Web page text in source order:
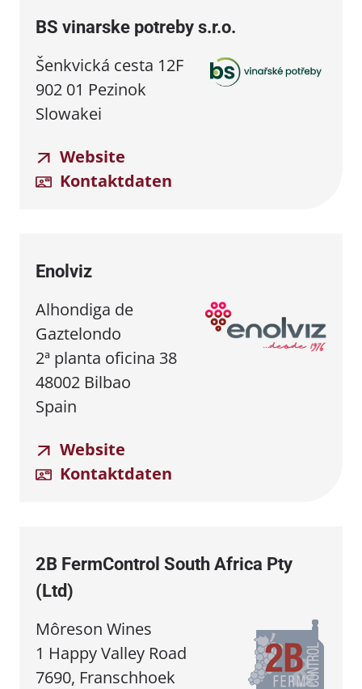
BS vinarske potreby s.r.o.
Šenkvická cesta 12F
902 01 Pezinok
Slowakei
Website
Kontaktdaten
Enolviz
Alhondiga de
Gaztelondo
2ª planta oficina 38
48002 Bilbao
Spain
Website
Kontaktdaten
2B FermControl South Africa Pty
(Ltd)
Môreson Wines
1 Happy Valley Road
7690, Franschhoek